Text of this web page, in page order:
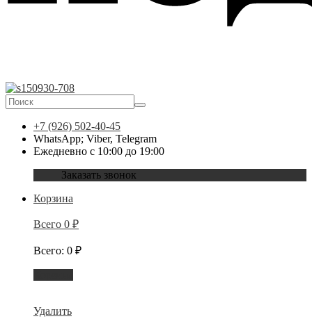
+7 (926) 502-40-45
WhatsApp; Viber, Telegram
Ежедневно с 10:00 до 19:00
Заказать звонок
Корзина
Всего 0 ₽
Всего: 0 ₽
Удалить